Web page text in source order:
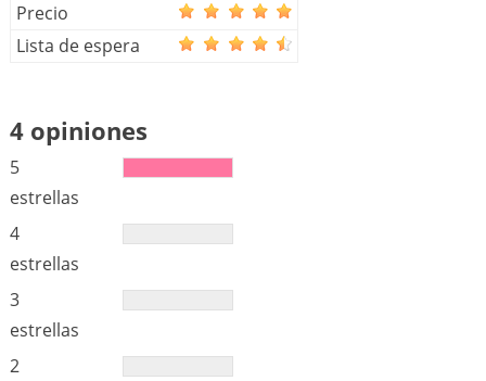
Precio
Lista de espera
4 opiniones
5
estrellas
4
estrellas
3
estrellas
2